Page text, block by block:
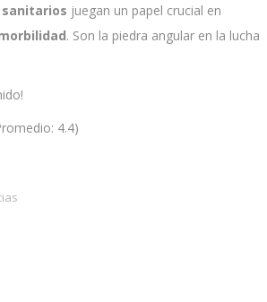
juegan un papel crucial en
. Son la piedra angular en la lucha
4.4)